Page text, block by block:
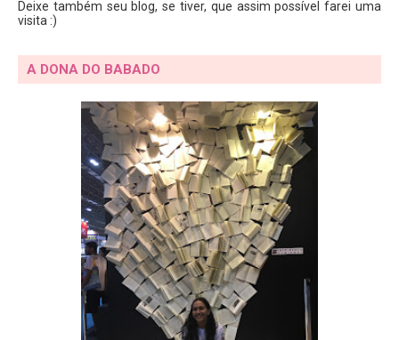
Deixe também seu blog, se tiver, que assim possível farei uma
visita :)
A DONA DO BABADO